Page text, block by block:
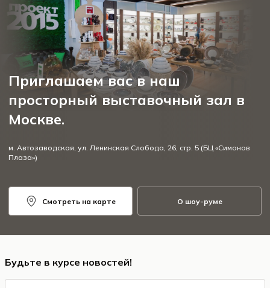
Приглашаем вас в наш
просторный выставочный зал в
Москве.
м. Автозаводская, ул. Ленинская Слобода, 26, стр. 5 (БЦ «Симонов
Плаза»)
Смотреть на карте О шоу-руме
Будьте в курсе новостей!